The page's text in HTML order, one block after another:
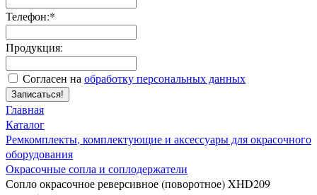
Телефон:*
Продукция:
Согласен на обработку персональных данных
Записаться!
Главная
Каталог
Ремкомплекты, комплектующие и аксессуары для окрасочного
оборудования
Окрасочные сопла и соплодержатели
Сопло окрасочное реверсивное (поворотное) XHD209